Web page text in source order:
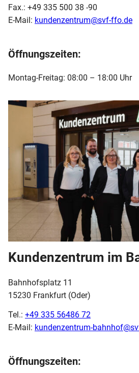
Fax.: +49 335 500 38 -90
E-Mail: kundenzentrum@svf-ffo.de
Öffnungszeiten:
Montag-Freitag: 08:00 – 18:00 Uhr
Kundenzentrum im
Bahnhofsplatz 11
15230 Frankfurt (Oder)
Tel.: +49 335 56486 72
E-Mail: kundenzentrum-
Öffnungszeiten: